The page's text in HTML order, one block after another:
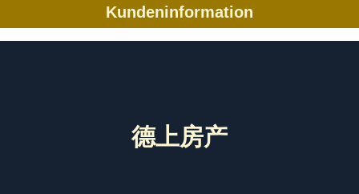
Kundeninformation
德上房产